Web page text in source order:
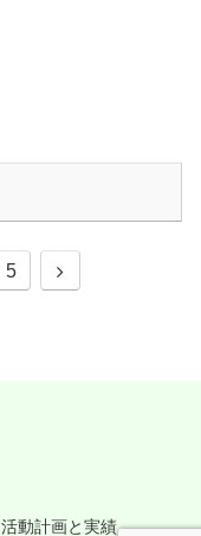
5
次
活動計画と実績